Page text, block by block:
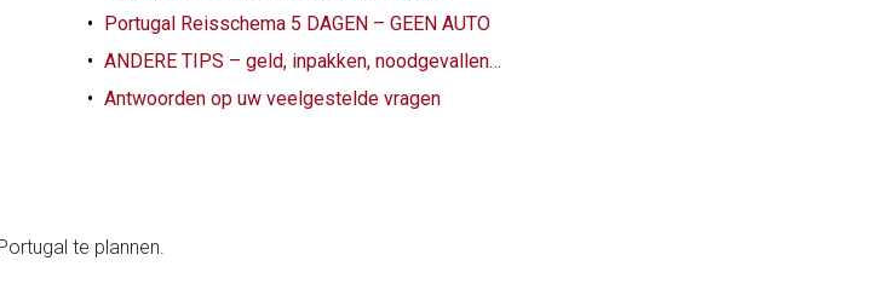
Portugal Reisschema 5 DAGEN – GEEN AUTO
ANDERE TIPS – geld, inpakken, noodgevallen…
Antwoorden op uw veelgestelde vragen
te plannen.